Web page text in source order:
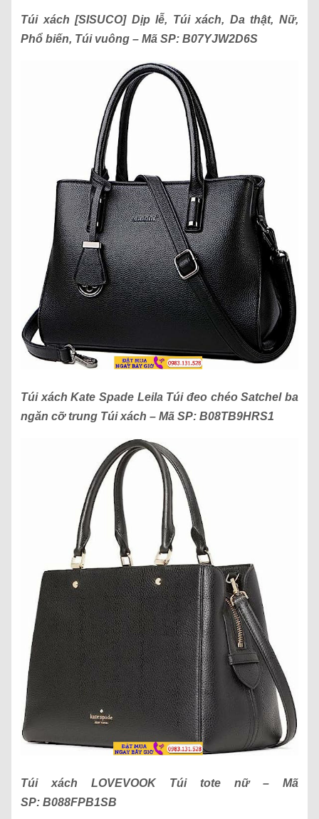
Túi xách[SISUCO] Dịp lễ, Túi xách, Da thật, Nữ,
Phổ biến, Túi vuông – Mã SP: B07YJW2D6S
Túi xáchKate Spade Leila Túi đeo chéo Satchel ba
ngăn cỡ trung Túi xách – Mã SP: B08TB9HRS1
Túi xách LOVEVOOK Túi tote nữ– Mã
SP: B088FPB1SB